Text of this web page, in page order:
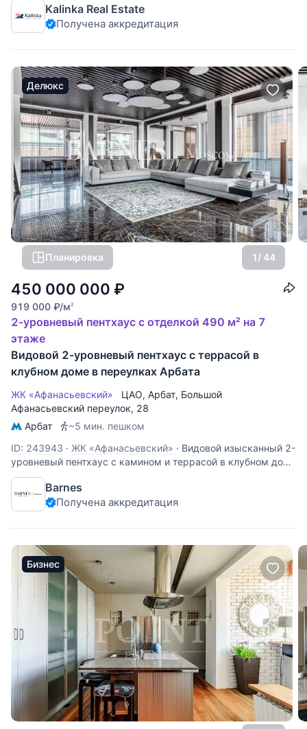
первом уровне располагается просторная кухня-гостиная
с мягкой зоной и дровяным камином, гостевой санузел,
Kalinka Real Estate
Получена аккредитация
Делюкс
Планировка 1/ 44
450 000 000 ₽
919 000 ₽/м2
2-уровневый пентхаус с отделкой 490 м² на 7
этаже
Видовой 2-уровневый пентхаус с террасой в
клубном доме в переулках Арбата
ЖК «Афанасьевский» ЦАО, Арбат, Большой
Афанасьевский переулок, 28
Арбат
~5 мин. пешком
ID: 243943 · ЖК «Афанасьевский» · Видовой изысканный 2-
уровневый пентхаус с камином и террасой в клубном доме
«Афанасьевский». Большая солнечная терраса с зоной
отдыха, барбекю и великолепными видами придают
особый шарм, комфорт и уют. Выполнена
Barnes
Получена аккредитация
Бизнес